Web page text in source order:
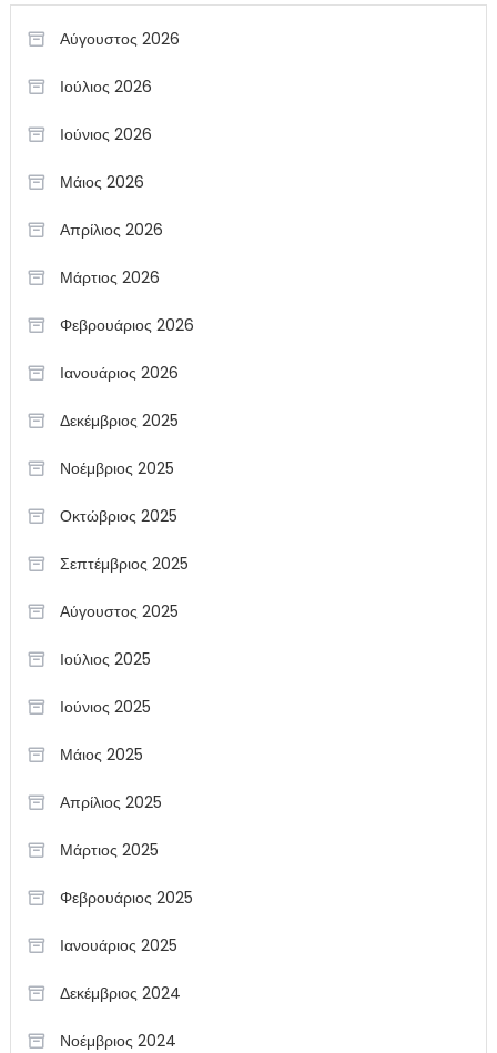
Αύγουστος 2026
Ιούλιος 2026
Ιούνιος 2026
Μάιος 2026
Απρίλιος 2026
Μάρτιος 2026
Φεβρουάριος 2026
Ιανουάριος 2026
Δεκέμβριος 2025
Νοέμβριος 2025
Οκτώβριος 2025
Σεπτέμβριος 2025
Αύγουστος 2025
Ιούλιος 2025
Ιούνιος 2025
Μάιος 2025
Απρίλιος 2025
Μάρτιος 2025
Φεβρουάριος 2025
Ιανουάριος 2025
Δεκέμβριος 2024
Νοέμβριος 2024